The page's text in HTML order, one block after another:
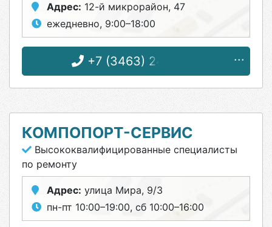
Адрес: 12-й микрорайон, 47
ежедневно, 9:00–18:00
+7 (3463) 24-14-19
КОМПОПОРТ-СЕРВИС
Высококвалифицированные специалисты
по ремонту
Адрес: улица Мира, 9/3
пн-пт 10:00–19:00, сб 10:00–16:00